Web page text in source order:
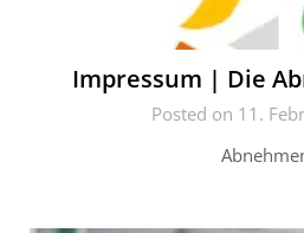
Impressum | Die
Posted on 11.